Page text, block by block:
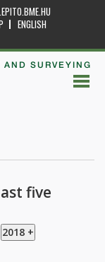
ENGLISH
AND SURVEYING
five